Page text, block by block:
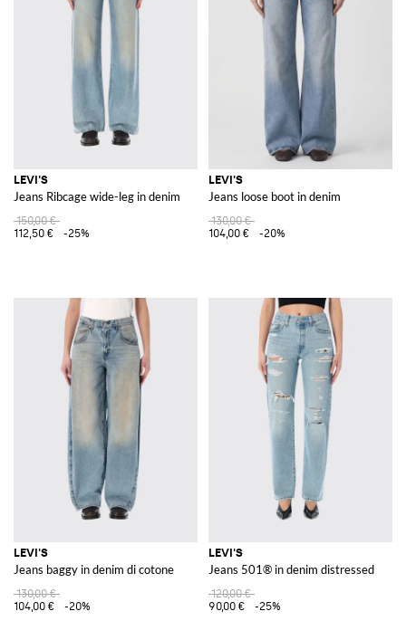
LEVI'S
Jeans Ribcage wide-leg in denim
150,00 €
112,50 €
-25%
LEVI'S
Jeans loose boot in denim
130,00 €
104,00 €
-20%
LEVI'S
Jeans baggy in denim di cotone
130,00 €
104,00 €
-20%
LEVI'S
Jeans 501® in denim distressed
120,00 €
90,00 €
-25%